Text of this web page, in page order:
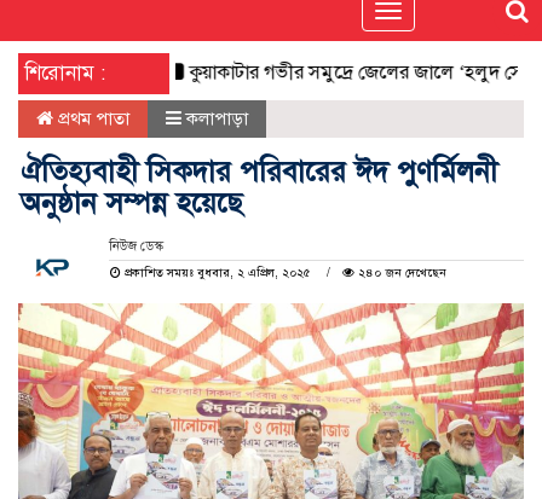
Toggle
navigation
শিরোনাম : কুয়াকাটার গভীর সমুদ্রে জেলের জালে ‘হলুদ সোনালি
প্রথম পাতা কলাপাড়া
ঐতিহ্যবাহী সিকদার পরিবারের ঈদ পুণর্মিলনী
অনুষ্ঠান সম্পন্ন হয়েছে
নিউজ ডেস্ক
প্রকাশিত সময়ঃ বুধবার, ২ এপ্রিল, ২০২৫
২৪০ জন দেখেছেন